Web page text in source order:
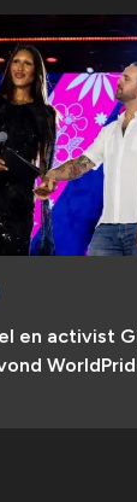
en activist